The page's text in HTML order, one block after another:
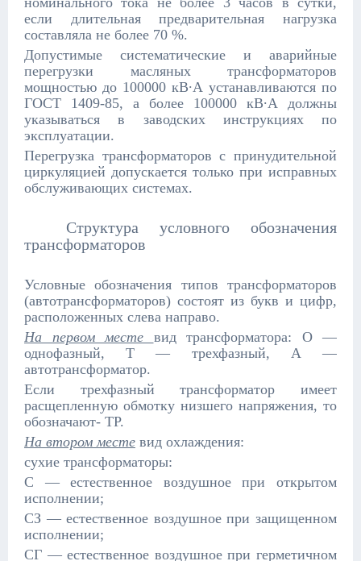
если длительная предварительная нагрузка
составляла не более 70 %.
Допустимые систематические и аварийные
перегрузки масляных трансформаторов
мощностью до 100000 кВ∙А устанавливаются по
ГОСТ 1409-85, а более 100000 кВ∙А должны
указываться в заводских инструкциях по
эксплуатации.
Перегрузка трансформаторов с принудительной
циркуляцией допускается только при исправных
обслуживающих системах.
Структура условного обозначения
трансформаторов
Условные обозначения типов трансформаторов
(автотрансформаторов) состоят из букв и цифр,
расположенных слева направо.
На первом месте
вид трансформатора: О —
однофазный, Т — трехфазный, А —
автотрансформатор.
Если трехфазный трансформатор имеет
расщепленную обмотку низшего напряжения, то
обозначают- ТР.
На втором месте вид охлаждения:
сухие трансформаторы:
С — естественное воздушное при открытом
исполнении;
СЗ — естественное воздушное при защищенном
исполнении;
СГ — естественное воздушное при герметичном